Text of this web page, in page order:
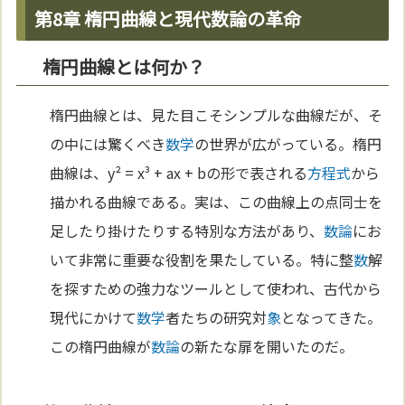
第8章 楕円曲線と現代数論の革命
楕円曲線とは何か？
楕円曲線とは、見た目こそシンプルな曲線だが、そ
の中には驚くべき数学の世界が広がっている。楕円
曲線は、y² = x³ + ax + bの形で表される方程式から
描かれる曲線である。実は、この曲線上の点同士を
足したり掛けたりする特別な方法があり、数論にお
いて非常に重要な役割を果たしている。特に整数解
を探すための強力なツールとして使われ、古代から
現代にかけて数学者たちの研究対象となってきた。
この楕円曲線が数論の新たな扉を開いたのだ。